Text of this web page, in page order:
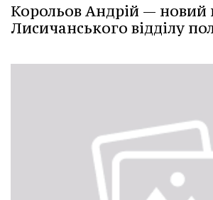
Корольов Андрій — новий
Лисичанського відділу